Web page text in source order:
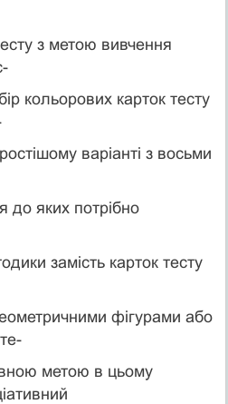
з метою вивчення
кольорових карток тесту
варіанті з восьми
до яких потрібно
замість карток тесту
фігурами або
метою в цьому